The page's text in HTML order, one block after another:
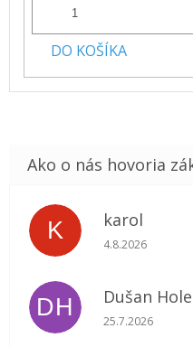
DO KOŠÍKA
K karol
Hodnotenie
4.8.2026
DH Dušan
Hodnotenie
25.7.2026